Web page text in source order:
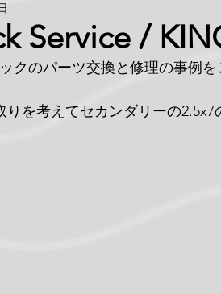
DIRTKING
Service /
クのパーツ交換と修理の事例を
りを考えてセカンダリーの